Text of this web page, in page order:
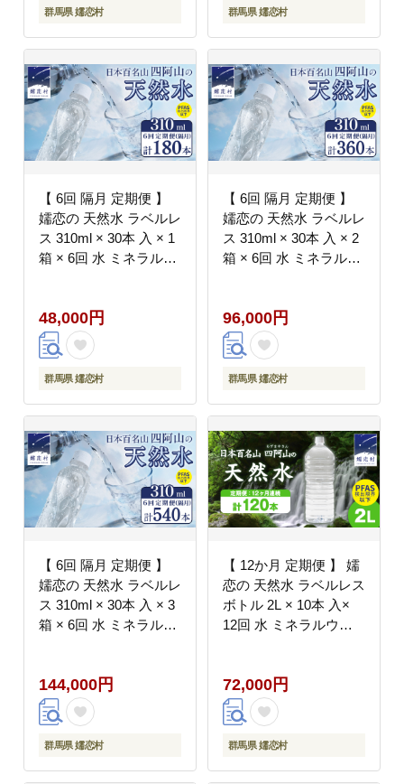
用品 [BA028tu]
群馬県 嬬恋村
嬬恋銘水 日用品
群馬県 嬬恋村
【 6回 隔月 定期便 】
嬬恋の 天然水 ラベルレ
ス 310ml × 30本 入 × 1
箱 × 6回 水 ミネラルウ
蓄 ローリングストック
備蓄用 ペットボトル 防
災 工場直送 箱買い ま
とめ買い 国産 嬬恋銘水
48,000円
群馬県 嬬恋村
【 6回 隔月 定期便 】
嬬恋の 天然水 ラベルレ
ス 310ml × 30本 入 × 2
箱 × 6回 水 ミネラルウ
蓄 ローリングストック
備蓄用 ペットボトル 防
災 工場直送 箱買い ま
とめ買い 国産 嬬恋銘水
96,000円
群馬県 嬬恋村
【 6回 隔月 定期便 】
嬬恋の 天然水 ラベルレ
ス 310ml × 30本 入 × 3
箱 × 6回 水 ミネラルウ
蓄 ローリングストック
備蓄用 ペットボトル 防
災 工場直送 箱買い ま
とめ買い 国産 嬬恋銘水
144,000円
群馬県 嬬恋村
【 12か月 定期便 】 嬬
恋の 天然水 ラベルレス
ボトル 2L × 10本 入×
12回 水 ミネラルウォ
水 通販 定期 備蓄 ロー
リングストック 備蓄用
ペットボトル 防災 工場
直送 箱買い まとめ買い
72,000円
群馬県 嬬恋村